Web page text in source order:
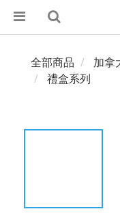
全部商品
加拿
禮盒系列